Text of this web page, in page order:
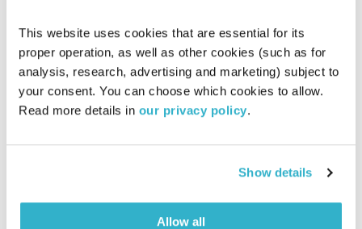
This website uses cookies that are essential for its
proper operation, as well as other cookies (such as for
analysis, research, advertising and marketing) subject to
your consent. You can choose which cookies to allow.
Read more details in our privacy policy.
Show details
Allow all
מנועים קדימה – 19.10.22
מנועים קדימה
גלית גורא-עיני
01:00:08
כל יום בדרך הביתה – שעה של מוזיקה מעולה בעריכתה ובהגשתה
אודיו